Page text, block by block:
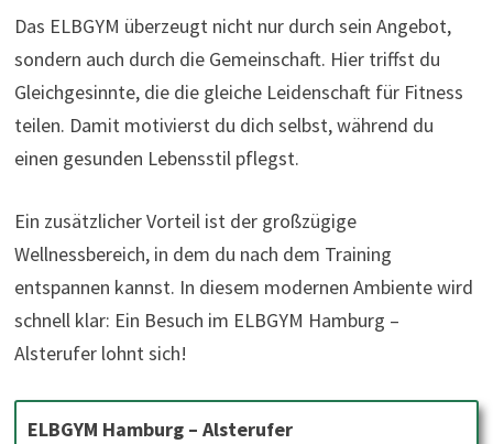
Das ELBGYM überzeugt nicht nur durch sein Angebot,
sondern auch durch die Gemeinschaft. Hier triffst du
Gleichgesinnte, die die gleiche Leidenschaft für Fitness
teilen. Damit motivierst du dich selbst, während du
einen gesunden Lebensstil pflegst.
Ein zusätzlicher Vorteil ist der großzügige
Wellnessbereich, in dem du nach dem Training
entspannen kannst. In diesem modernen Ambiente wird
schnell klar: Ein Besuch im ELBGYM Hamburg –
Alsterufer lohnt sich!
ELBGYM Hamburg – Alsterufer